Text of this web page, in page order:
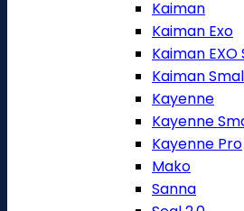
Kaiman
Kaiman Exo
Kaiman EXO
Kaiman
Kayenne
Kayenne
Kayenne Pro
Mako
Sanna